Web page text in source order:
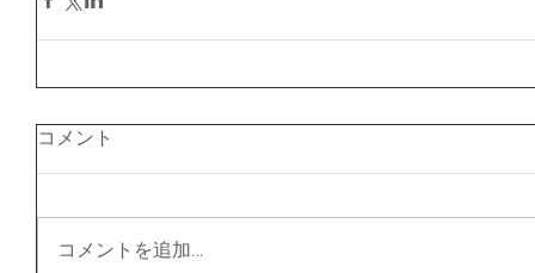
コメント
コメントを追加…